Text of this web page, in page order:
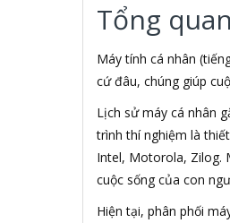
3M
3NOD
3OneData
4D
5ASYSTEMS
7Gift Shop
8848
A 100+
A Bonne
A Brand
A & T
Tổng
Máy tính cá nhân
cứ đâu, chúng giúp
Lịch sử máy cá nhân
trình thí nghiệm là
Intel, Motorola, Zilog.
cuộc sống của con
Hiện tại, phân phối